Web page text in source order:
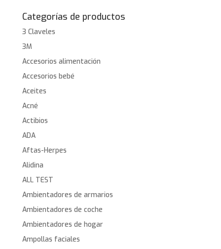
Categorías de productos
3 Claveles
3M
Accesorios alimentación
Accesorios bebé
Aceites
Acné
Actibios
ADA
Aftas-Herpes
Alidina
ALL TEST
Ambientadores de armarios
Ambientadores de coche
Ambientadores de hogar
Ampollas faciales